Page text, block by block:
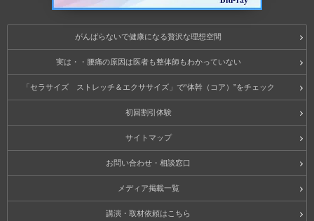
がんばらないで健康になる贅沢な理想空間
実は・・腰痛の原因は医者も整体師もわかっていない
「セラサイズ ストレッチ＆エクササイズ」で“体幹（コア）”をチェック
初回割引体験
サイトマップ
お問い合わせ・相談窓口
メディア掲載一覧
講演・取材依頼はこちら